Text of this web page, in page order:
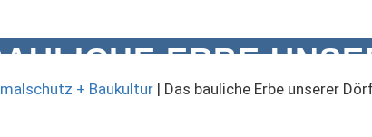
ERBE
UND
+ Baukultur| Das bauliche Erbe unserer